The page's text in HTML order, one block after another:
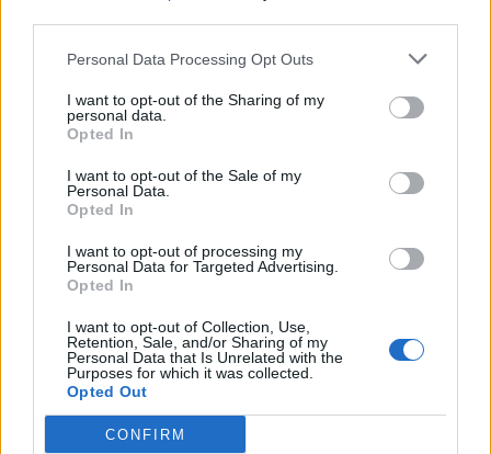
Personal Data Processing Opt Outs
I want to opt-out of the Sharing of my
personal data.
Opted In
I want to opt-out of the Sale of my
Personal Data.
Opted In
I want to opt-out of processing my
Personal Data for Targeted Advertising.
Opted In
I want to opt-out of Collection, Use,
Retention, Sale, and/or Sharing of my
Personal Data that Is Unrelated with the
Purposes for which it was collected.
Opted Out
CONFIRM
3
VIIHDEUUTISET
Sääennuste ulottuu nyt
marraskuulle – tältä näyttää
syksyn sää